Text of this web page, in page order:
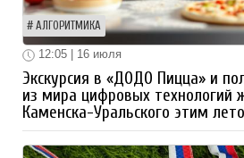
АЛГОРИТМИКА
12:05 | 16 июля
Экскурсия в «ДОДО Пицца» и
из мира цифровых технологий
Каменска-Уральского этим